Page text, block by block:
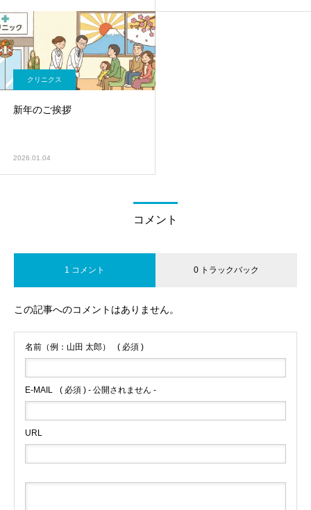
クリニクス
新年のご挨拶
2026.01.04
コメント
1 コメント 0 トラックバック
この記事へのコメントはありません。
名前（例：山田 太郎） ( 必須 )
E-MAIL ( 必須 ) - 公開されません -
URL